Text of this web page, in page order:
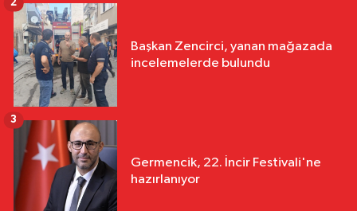
Başkan Zencirci, yanan mağazada
incelemelerde bulundu
2
Germencik, 22. İncir Festivali'ne
hazırlanıyor
3